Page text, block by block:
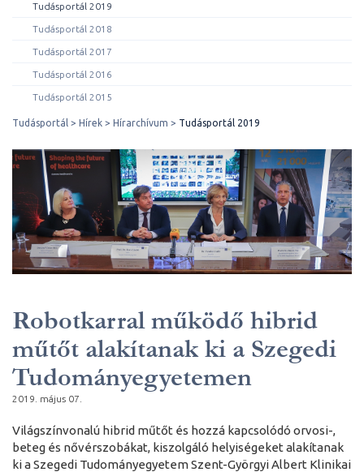
Tudásportál 2019
Tudásportál 2018
Tudásportál 2017
Tudásportál 2016
Tudásportál 2015
Tudásportál Hírek Hírarchívum Tudásportál 2019
Robotkarral működő hibrid
műtőt alakítanak ki a Szegedi
Tudományegyetemen
2019. május 07.
Világszínvonalú hibrid műtőt és hozzá kapcsolódó orvosi-,
beteg és nővérszobákat, kiszolgáló helyiségeket alakítanak
ki a Szegedi Tudományegyetem Szent-Györgyi Albert Klinikai